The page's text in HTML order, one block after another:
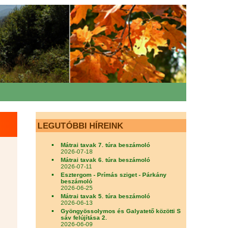
LEGUTÓBBI HÍREINK
Mátrai tavak 7. túra beszámoló
2026-07-18
Mátrai tavak 6. túra beszámoló
2026-07-11
Esztergom - Prímás sziget - Párkány
beszámoló
2026-06-25
Mátrai tavak 5. túra beszámoló
2026-06-13
Gyöngyössolymos és Galyatető közötti S
sáv felújítása 2.
2026-06-09